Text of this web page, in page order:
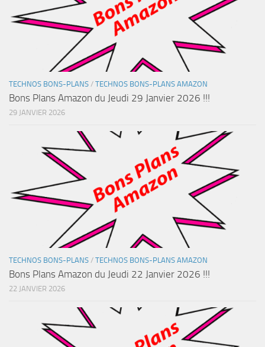
TECHNOS BONS-PLANS / TECHNOS BONS-PLANS AMAZON
Bons Plans Amazon du Jeudi 29 Janvier 2026 !!!
29 JANVIER 2026
TECHNOS BONS-PLANS / TECHNOS BONS-PLANS AMAZON
Bons Plans Amazon du Jeudi 22 Janvier 2026 !!!
22 JANVIER 2026